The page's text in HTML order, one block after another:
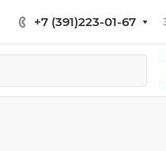
+7 (391)223-01-67